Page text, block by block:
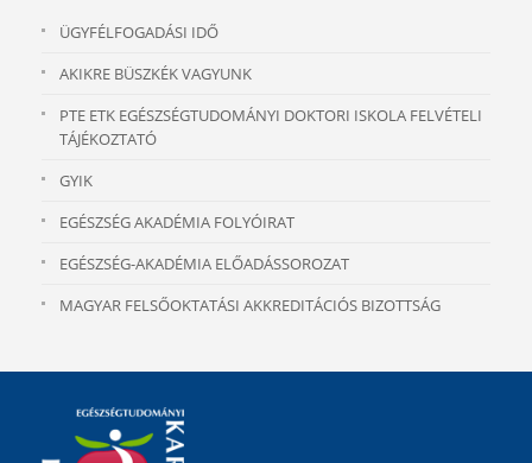
ÜGYFÉLFOGADÁSI IDŐ
AKIKRE BÜSZKÉK VAGYUNK
PTE ETK EGÉSZSÉGTUDOMÁNYI DOKTORI ISKOLA FELVÉTELI
TÁJÉKOZTATÓ
GYIK
EGÉSZSÉG AKADÉMIA FOLYÓIRAT
EGÉSZSÉG-AKADÉMIA ELŐADÁSSOROZAT
MAGYAR FELSŐOKTATÁSI AKKREDITÁCIÓS BIZOTTSÁG